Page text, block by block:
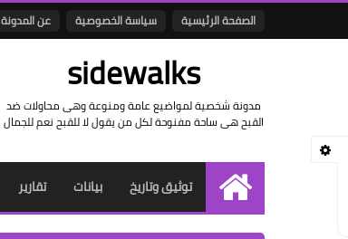
الصفحة الرئيسية سياسة الخصوصية عن المدونة
sidewalks
مدونة شخصية لمواضيع عامة ومنوعة وهى محاولات ضد
القبح هى ساحة مفنوحة لكل من يقول لا للقبح نعم للجمال
الرئيسية
توثيق وتاريخ بيانات تقارير